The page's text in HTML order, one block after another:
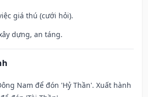
giá thú (cưới hỏi).
dựng, an táng.
Nam để đón 'Hỷ Thần'. Xuất hành